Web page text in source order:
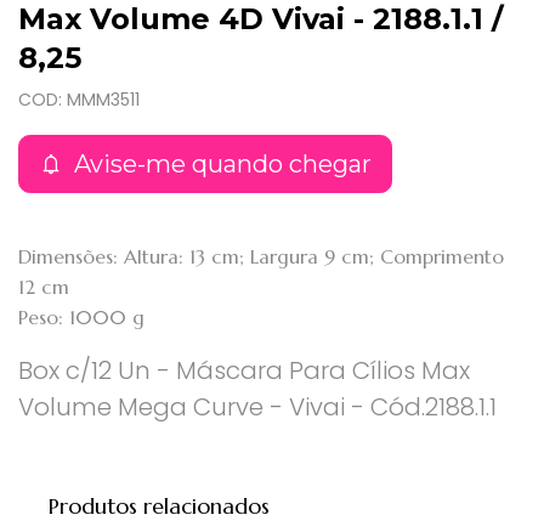
Max Volume 4D Vivai - 2188.1.1 /
8,25
COD: MMM3511
Avise-me quando chegar
Dimensões: Altura: 13 cm; Largura 9 cm; Comprimento
12 cm
Peso: 1000 g
Box c/12 Un - Máscara Para Cílios Max
Volume Mega Curve - Vivai - Cód.2188.1.1
Produtos relacionados